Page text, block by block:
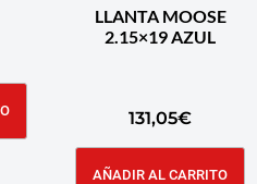
LLANTA MOOSE
2.15×19 AZUL
131,05€
AÑADIR AL CARRITO